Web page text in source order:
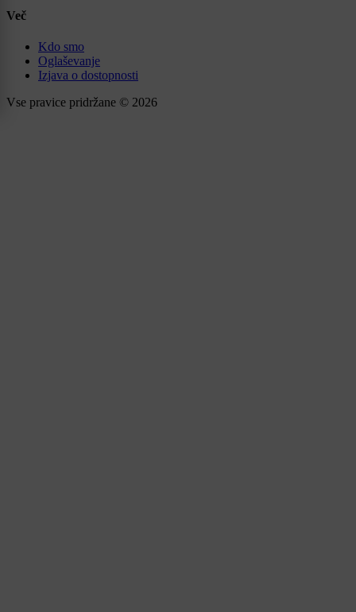
Več
Kdo smo
Oglaševanje
Izjava o dostopnosti
Vse pravice pridržane © 2026